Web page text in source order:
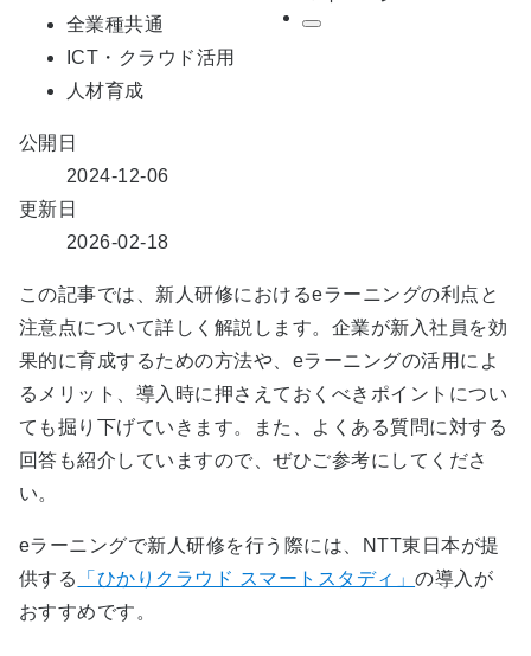
全業種共通
ICT・クラウド活用
人材育成
公開日
2024-12-06
更新日
2026-02-18
この記事では、新人研修におけるeラーニングの利点と
注意点について詳しく解説します。企業が新入社員を効
果的に育成するための方法や、eラーニングの活用によ
るメリット、導入時に押さえておくべきポイントについ
ても掘り下げていきます。また、よくある質問に対する
回答も紹介していますので、ぜひご参考にしてくださ
い。
eラーニングで新人研修を行う際には、NTT東日本が提
供する
「ひかりクラウド スマートスタディ」の導入が
おすすめです。